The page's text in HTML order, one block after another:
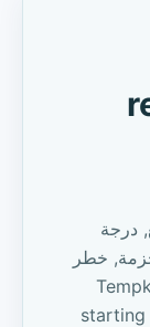
خطر